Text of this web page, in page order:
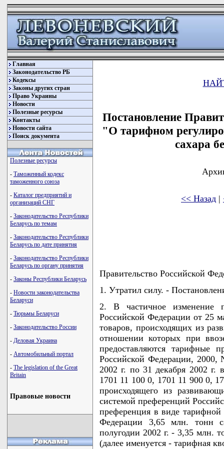
Главная
Законодательство РБ
Кодексы
Законы других стран
Право Украины
Новости
Полезные ресурсы
Контакты
Новости сайта
Поиск документа
Полезные ресурсы
- Таможенный кодекс
таможенного союза
- Каталог предприятий и
организаций СНГ
- Законодательство Республики
Беларусь по темам
- Законодательство Республики
Беларусь по дате принятия
- Законодательство Республики
Беларусь по органу принятия
- Законы Республики Беларусь
- Новости законодательства
Беларуси
- Тюрьмы Беларуси
- Законодательство России
- Деловая Украина
- Автомобильный портал
- The legislation of the Great
Britain
Правовые новости
Постановление
"О тарифном
сахара
<< Назад |
Правительство Российской
1. Утратил силу. -
2. В частичное изменение
Российской Федерации от 25
товаров, происходящих из
отношении которых при
предоставляются тарифные
Российской Федерации, 2000,
2002 г. по 31 декабря 2002
1701 11 100 0, 1701 11 900 0,
происходящего из
системой преференций
преференция в виде
Федерации 3,65 млн. тонн
полугодии 2002 г. - 3,35 млн.
(далее именуется - тарифная